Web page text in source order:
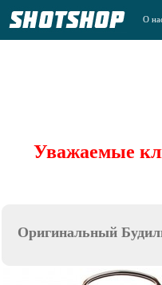
О
Уважаемые
Оригинальный